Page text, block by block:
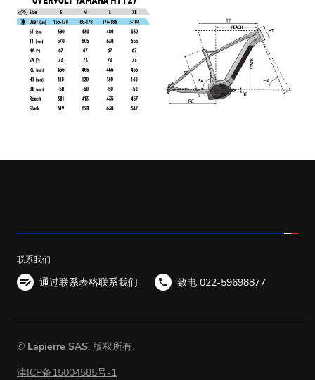
联系我们
通过联系表格联系我们 致电 022-59698877
© Lapierre SAS. 版权所有.
津ICP备15004585号-1